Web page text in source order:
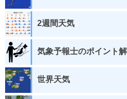
2週間天気
気象予報士のポイント
世界天気